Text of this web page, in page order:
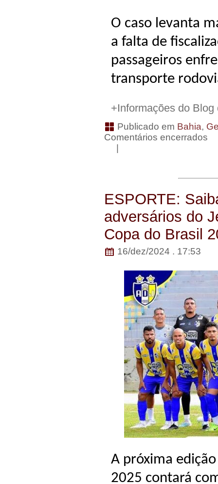
O caso levanta
a falta de
passageiros
transporte
+Informações do Blog
Publicado em Bahia,
Comentários encerrados
ESPORTE:
adversários do
Copa do Brasil
16/dez/2024 . 17:53
A próxima
2025 contará